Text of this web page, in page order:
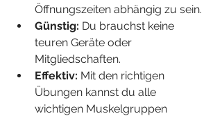
Öffnungszeiten abhängig zu sein.
Günstig: Du brauchst keine
teuren Geräte oder
Mitgliedschaften.
Effektiv: Mit den richtigen
Übungen kannst du alle
wichtigen Muskelgruppen